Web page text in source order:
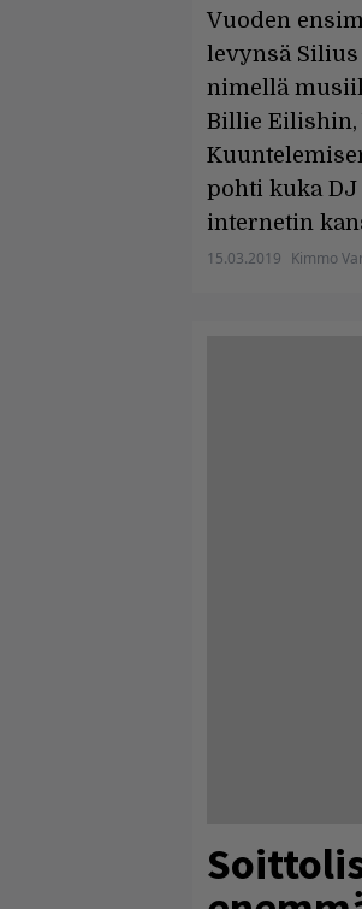
Vuoden
levynsä Silius
nimellä
Billie Eilishin,
pohti kuka
internetin
15.03.2019 Kimmo